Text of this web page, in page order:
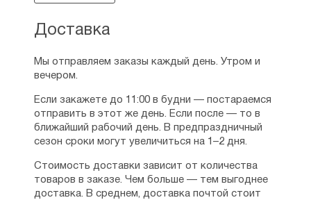
Доставка
Мы отправляем заказы каждый день. Утром и
вечером.
Если закажете до 11:00 в будни — постараемся
отправить в этот же день. Если после — то в
ближайший рабочий день. В предпраздничный
сезон сроки могут увеличиться на 1–2 дня.
Стоимость доставки зависит от количества
товаров в заказе. Чем больше — тем выгоднее
доставка. В среднем, доставка почтой стоит